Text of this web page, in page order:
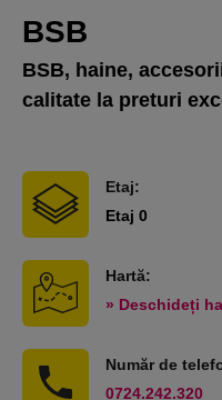
BSB
BSB, haine,
calitate la preturi
Etaj:
Etaj 0
Hartă:
» Deschideți
Număr de
0724.242.320